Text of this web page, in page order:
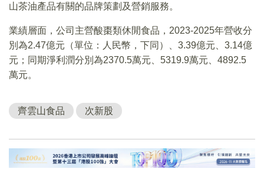
山茶油產品有關的品牌策劃及營銷服務。
業績層面，公司主營酸棗類休閒食品，2023-2025年營收分
別為2.47億元（單位：人民幣，下同）、3.39億元、3.14億
元；同期淨利潤分別為2370.5萬元、5319.9萬元、4892.5
萬元。
齊雲山食品 次新股